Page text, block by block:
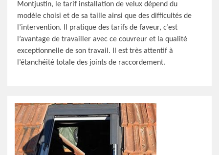
Montjustin, le tarif installation de velux dépend du
modèle choisi et de sa taille ainsi que des difficultés de
l’intervention. Il pratique des tarifs de faveur, c’est
l’avantage de travailler avec ce couvreur et la qualité
exceptionnelle de son travail. Il est très attentif à
l’étanchéité totale des joints de raccordement.